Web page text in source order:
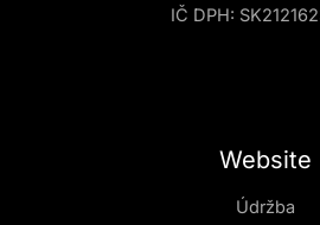
IČ DPH:
Website
Údržba